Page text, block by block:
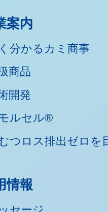
案内
分かるカミ商事
商品
開発
ルセル®
つロス排出ゼロを
情報